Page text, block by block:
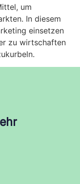
um
In diesem
einsetzen
zu wirtschaften